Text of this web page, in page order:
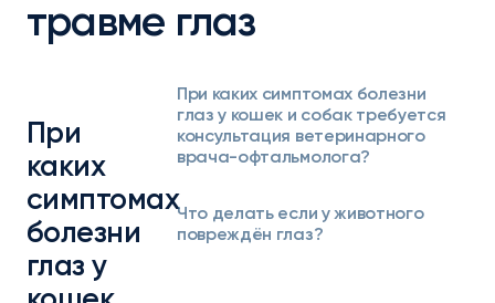
травме глаз
При
каких
симптомах
болезни
глаз у
При каких симптомах болезни
глаз у кошек и собак требуется
консультация ветеринарного
врача-офтальмолога?
Что делать если у животного
повреждён глаз?